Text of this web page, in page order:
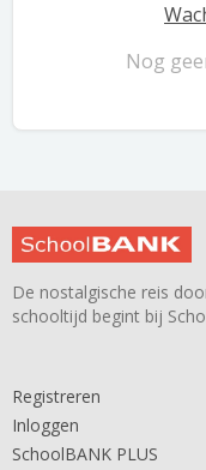
Nog
De nostalgische reis
schooltijd begint bij
Registreren
Inloggen
SchoolBANK PLUS